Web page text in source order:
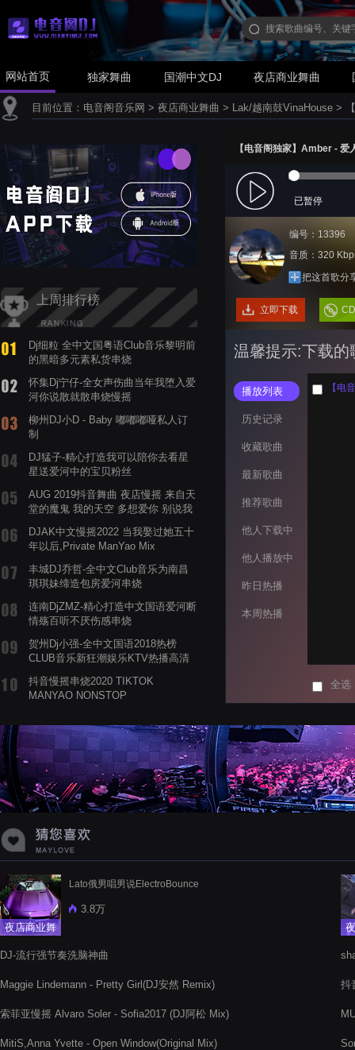
网站首页 独家舞曲 国潮中文DJ 夜店商业舞曲
目前位置： 电音阁音乐网 > 夜店商业舞曲 > Lak/越南鼓VinaHouse >
上周排行榜
Dj细粒 全中文国粤语Club音乐黎明前
的黑暗多元素私货串烧
怀集Dj宁仔-全女声伤曲当年我堕入爱
河你说散就散串烧慢摇
柳州DJ小D - Baby 嘟嘟嘟哑私人订
制
DJ猛子-精心打造我可以陪你去看星
星送爱河中的宝贝粉丝
AUG 2019抖音舞曲 夜店慢摇 来自天
堂的魔鬼 我的天空 多想爱你 别说我
DJAK中文慢摇2022 当我娶过她五十
年以后,Private ManYao Mix
丰城DJ乔哲-全中文Club音乐为南昌
琪琪妹缔造包房爱河串烧
连南DjZMZ-精心打造中文国语爱河断
情殇百听不厌伤感串烧
贺州Dj小强-全中文国语2018热榜
CLUB音乐新狂潮娱乐KTV热播高清
抖音慢摇串烧2020 TIKTOK
MANYAO NONSTOP
蝉爸爸妈妈爱存在夏天的风是想你的
声音啊
【电音阁独家】Amber -
已暂停
编号：13396
音质：320
把这首歌分
立即下载
温馨提示:下载的
播放列表
历史记录
收藏歌曲
最新歌曲
推荐歌曲
他人下载中
他人播放中
昨日热播
本周热播
【电
全选
夜店商业舞
Lato俄男唱男说ElectroBounce
3.8万
DJ-流行强节奏洗脑神曲
Maggie Lindemann - Pretty Girl(DJ安然 Remix)
索菲亚慢摇 Alvaro Soler - Sofia2017 (DJ阿松 Mix)
MitiS,Anna Yvette - Open Window(Original Mix)
抖